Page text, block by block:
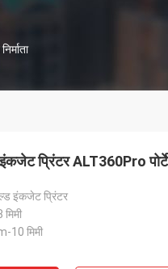
प्रिंटर ALT360Pro
इंकजेट प्रिंटर
10 मिमी